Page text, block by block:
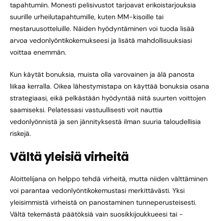
tapahtumiin. Monesti pelisivustot tarjoavat erikoistarjouksia
suurille urheilutapahtumille, kuten MM-kisoille tai
mestaruusotteluille. Näiden hyödyntäminen voi tuoda lisää
arvoa vedonlyöntikokemukseesi ja lisätä mahdollisuuksiasi
voittaa enemmän.
Kun käytät bonuksia, muista olla varovainen ja älä panosta
liikaa kerralla. Oikea lähestymistapa on käyttää bonuksia osana
strategiaasi, eikä pelkästään hyödyntää niitä suurten voittojen
saamiseksi. Pelatessasi vastuullisesti voit nauttia
vedonlyönnistä ja sen jännityksestä ilman suuria taloudellisia
riskejä.
Vältä yleisiä virheitä
Aloittelijana on helppo tehdä virheitä, mutta niiden välttäminen
voi parantaa vedonlyöntikokemustasi merkittävästi. Yksi
yleisimmistä virheistä on panostaminen tunneperusteisesti.
Vältä tekemästä päätöksiä vain suosikkijoukkueesi tai -